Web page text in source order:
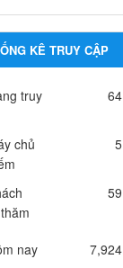
giải quyết của sở,
Ủy ban nhân dân
thực hiện phi địa giới
trên địa bàn tỉnh
hành: 13/03/2025
Phổ biến, giáo
luật năm 2025 của
Bến Cát
KÊ TRUY CẬP
truy
64
chủ
5
59
nay
7,924